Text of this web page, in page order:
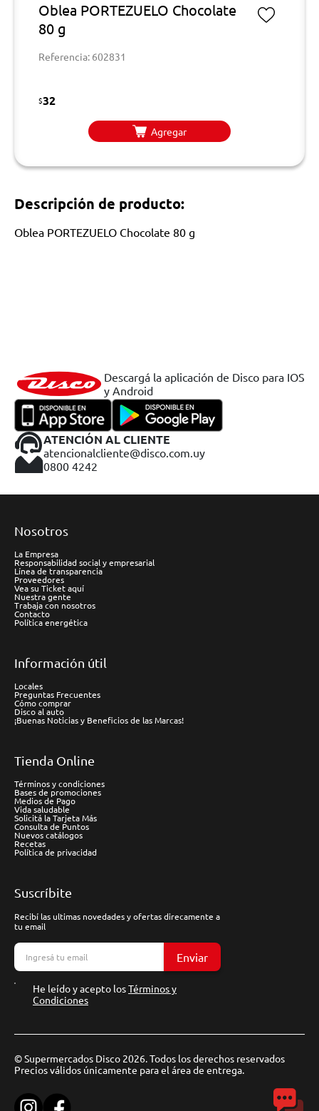
Oblea PORTEZUELO Chocolate
80 g
Referencia: 602831
$32
Agregar
Descripción de producto:
Oblea PORTEZUELO Chocolate 80 g
Descargá la aplicación de Disco para IOS
y Android
ATENCIÓN AL CLIENTE
atencionalcliente@disco.com.uy
0800 4242
Nosotros
La Empresa
Responsabilidad social y empresarial
Línea de transparencia
Proveedores
Vea su Ticket aquí
Nuestra gente
Trabaja con nosotros
Contacto
Política energética
Información útil
Locales
Preguntas Frecuentes
Cómo comprar
Disco al auto
¡Buenas Noticias y Beneficios de las Marcas!
Tienda Online
Términos y condiciones
Bases de promociones
Medios de Pago
Vida saludable
Solicitá la Tarjeta Más
Consulta de Puntos
Nuevos catálogos
Recetas
Política de privacidad
Suscríbite
Recibí las ultimas novedades y ofertas direcamente a
tu email
Enviar
He leído y acepto losTérminos y
Condiciones
© Supermercados Disco 2026. Todos los derechos reservados
Precios válidos únicamente para el área de entrega.